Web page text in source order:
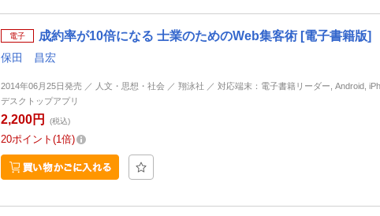
電子 成約率が10倍になる 士業のためのWeb集客術 [電子書籍版]
保田 昌宏
2014年06月25日発売 ／ 人文・思想・社会 ／ 翔泳社 ／ 対応端末：電子書籍リーダー, Android,
デスクトップアプリ
2,200円 (税込)
20ポイント 1倍